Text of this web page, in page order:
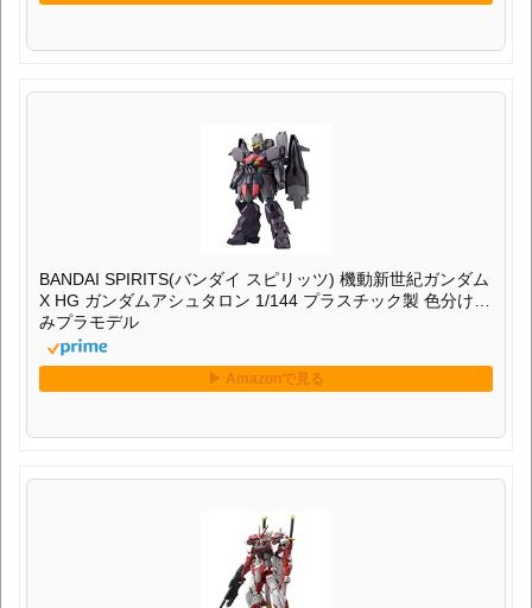
BANDAI SPIRITS(バンダイ スピリッツ) 機動新世紀ガンダム
X HG ガンダムアシュタロン 1/144 プラスチック製 色分け済
みプラモデル